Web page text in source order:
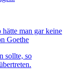
sollte, so